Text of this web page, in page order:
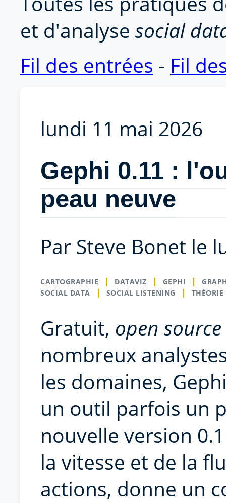
et d'analyse social
Fil des entrées - Fil
lundi 11 mai 2026
Gephi 0.11 :
peau neuve
Par Steve Bonet le
CARTOGRAPHIE DATAVIZ GEPHI
SOCIAL DATA
SOCIAL LISTENING THÉORIE
Gratuit, open source
nombreux
les domaines,
un outil parfois un
nouvelle version
la vitesse et de la
actions, donne un